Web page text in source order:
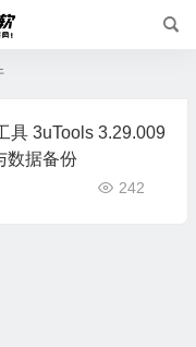
具 3uTools 3.29.009
数据备份
242